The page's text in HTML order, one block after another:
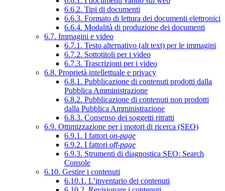
6.6.2. Tipi di documenti
6.6.3. Formato di lettura dei documenti elettronici
6.6.4. Modalità di produzione dei documenti
6.7. Immagini e video
6.7.1. Testo alternativo (alt text) per le immagini
6.7.2. Sottotitoli per i video
6.7.3. Trascrizioni per i video
6.8. Proprietà intellettuale e privacy
6.8.1. Pubblicazione di contenuti prodotti dalla
Pubblica Amministrazione
6.8.2. Pubblicazione di contenuti non prodotti
dalla Pubblica Amministrazione
6.8.3. Consenso dei soggetti ritratti
6.9. Ottimizzazione per i motori di ricerca (SEO)
6.9.1. I fattori on-page
6.9.2. I fattori off-page
6.9.3. Strumenti di diagnostica SEO: Search
Console
6.10. Gestire i contenuti
6.10.1. L’inventario dei contenuti